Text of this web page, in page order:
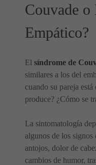
Couvade o
Empático?
El síndrome de
similares a los del
cuando su pareja
produce? ¿Cómo se
La sintomatología
algunos de los signos
antojos, dolor de
cambios de humor,